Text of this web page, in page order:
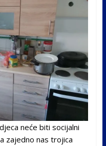
neće biti socijalni
zajedno nas trojica